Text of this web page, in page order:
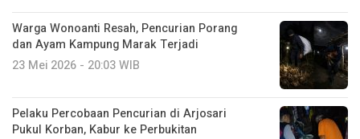
Warga Wonoanti Resah, Pencurian Porang
dan Ayam Kampung Marak Terjadi
23 Mei 2026 - 20:03 WIB
Pelaku Percobaan Pencurian di Arjosari
Pukul Korban, Kabur ke Perbukitan